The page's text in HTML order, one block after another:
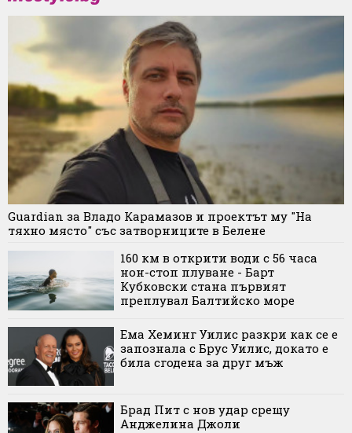
Guardian за Владо Карамазов и проектът му "На
тяхно място" със затворниците в Белене
160 км в открити води с 56 часа
нон-стоп плуване - Барт
Кубковски стана първият
преплувал Балтийско море
Ема Хеминг Уилис разкри как се е
запознала с Брус Уилис, докато е
била сгодена за друг мъж
Брад Пит с нов удар срещу
Анджелина Джоли